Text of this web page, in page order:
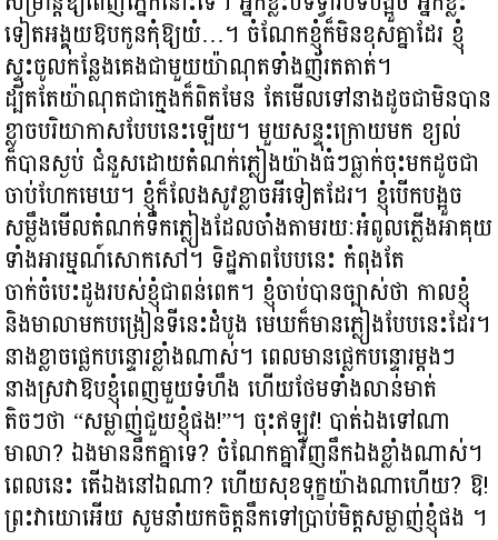
ទៀតអង្គុយឱបកូនកុំឱ្យយំ…។ ចំណែកខ្ញុំក៏មិនខុសគ្នាដែរ ខ្ញុំ
ស្ទុះចូលកន្លែងគេងជាមួយយ៉ាណុតទាំងញ័រតតាត់។
ដ្បិតតែយ៉ាណុតជាក្មេងក៏ពិតមែន តែមើលទៅនាងដូចជាមិនបាន
ខ្លាចបរិយាកាសបែបនេះឡើយ។ មួយសន្ទុះក្រោយមក ខ្យល់
ក៏បានស្ងប់ ជំនួសដោយតំណក់ភ្លៀងយ៉ាងធំៗធ្លាក់ចុះមកដូចជា
ចាប់ហែកមេឃ។ ខ្ញុំក៏លែងសូវខ្លាចអីទៀតដែរ។ ខ្ញុំបើកបង្អួច
សម្លឹងមើលតំណក់ទឹកភ្លៀងដែលចាំងតាមរយៈអំពូលភ្លើងអាគុយ
ទាំងអារម្មណ៍សោកសៅ។ ទិដ្ឋភាពបែបនេះ កំពុងតែ
ចាក់ចំបេះដូងរបស់ខ្ញុំជាពន់ពេក។ ខ្ញុំចាប់បានច្បាស់ថា កាលខ្ញុំ
និងមាលាមកបង្រៀនទីនេះដំបូង មេឃក៏មានភ្លៀងបែបនេះដែរ។
នាងខ្លាចផ្លេកបន្ទោរខ្លាំងណាស់។ ពេលមានផ្លេកបន្ទោរម្តងៗ
នាងស្រវាឱបខ្ញុំពេញមួយទំហឹង ហើយថែមទាំងលាន់មាត់
តិចៗថា “សម្លាញ់ជួយខ្ញុំផង!”។ ចុះឥឡូវ! បាត់ឯងទៅណា
មាលា? ឯងមាននឹកគ្នាទេ? ចំណែកគ្នាវិញនឹកឯងខ្លាំងណាស់។
ពេលនេះ តើឯងនៅឯណា?​ ហើយសុខទុក្ខយ៉ាងណាហើយ? ឱ!
ព្រះវាយោអើយ សូមនាំយកចិត្តនឹកទៅប្រាប់មិត្តសម្លាញ់ខ្ញុំផង ។